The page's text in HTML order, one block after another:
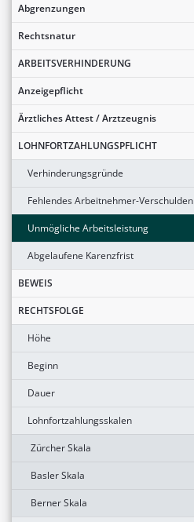
Abgrenzungen
Rechtsnatur
ARBEITSVERHINDERUNG
Anzeigepflicht
Ärztliches Attest / Arztzeugnis
LOHNFORTZAHLUNGSPFLICHT
Verhinderungsgründe
Fehlendes Arbeitnehmer-Verschulden
Unmögliche Arbeitsleistung
Abgelaufene Karenzfrist
BEWEIS
RECHTSFOLGE
Höhe
Beginn
Dauer
Lohnfortzahlungsskalen
Zürcher Skala
Basler Skala
Berner Skala